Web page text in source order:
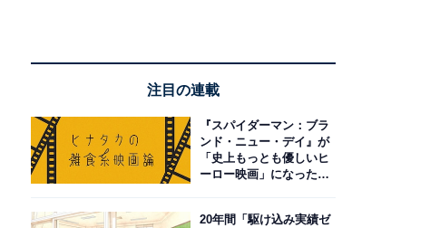
注目の連載
『スパイダーマン：ブラ
ンド・ニュー・デイ』が
「史上もっとも優しいヒ
ーロー映画」になった理
20年間「駆け込み実績ゼ